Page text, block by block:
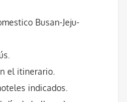
Busan-Jeju-
el itinerario.
indicados.